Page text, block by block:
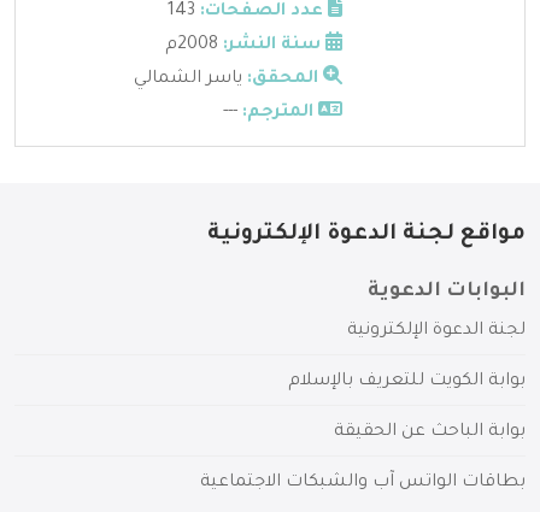
عدد الصفحات:
سنة النشر:
المحقق: ياسر الشمالي
المترجم: ---
مواقع لجنة الدعوة الإلكترونية
البوابات الدعوية
لجنة الدعوة الإلكترونية
بوابة الكويت للتعريف بالإسلام
بوابة الباحث عن الحقيقة
بطاقات الواتس آب والشبكات الاجتماعية